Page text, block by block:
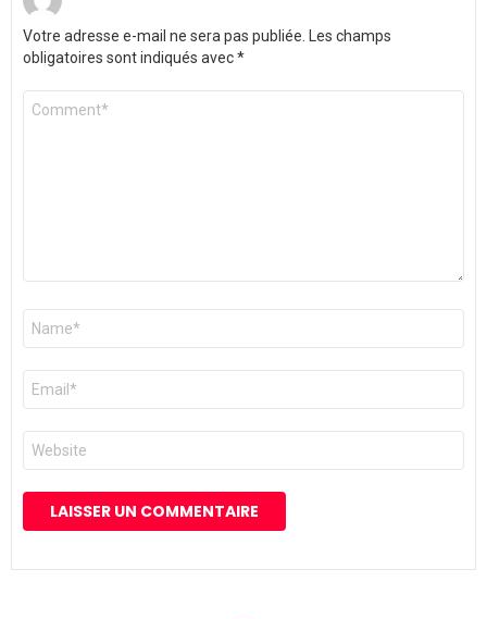
Votre adresse e-mail ne sera pas publiée.
Les champs
obligatoires sont indiqués avec*
Commentaire
Nom
E-
mail
*
Site
web